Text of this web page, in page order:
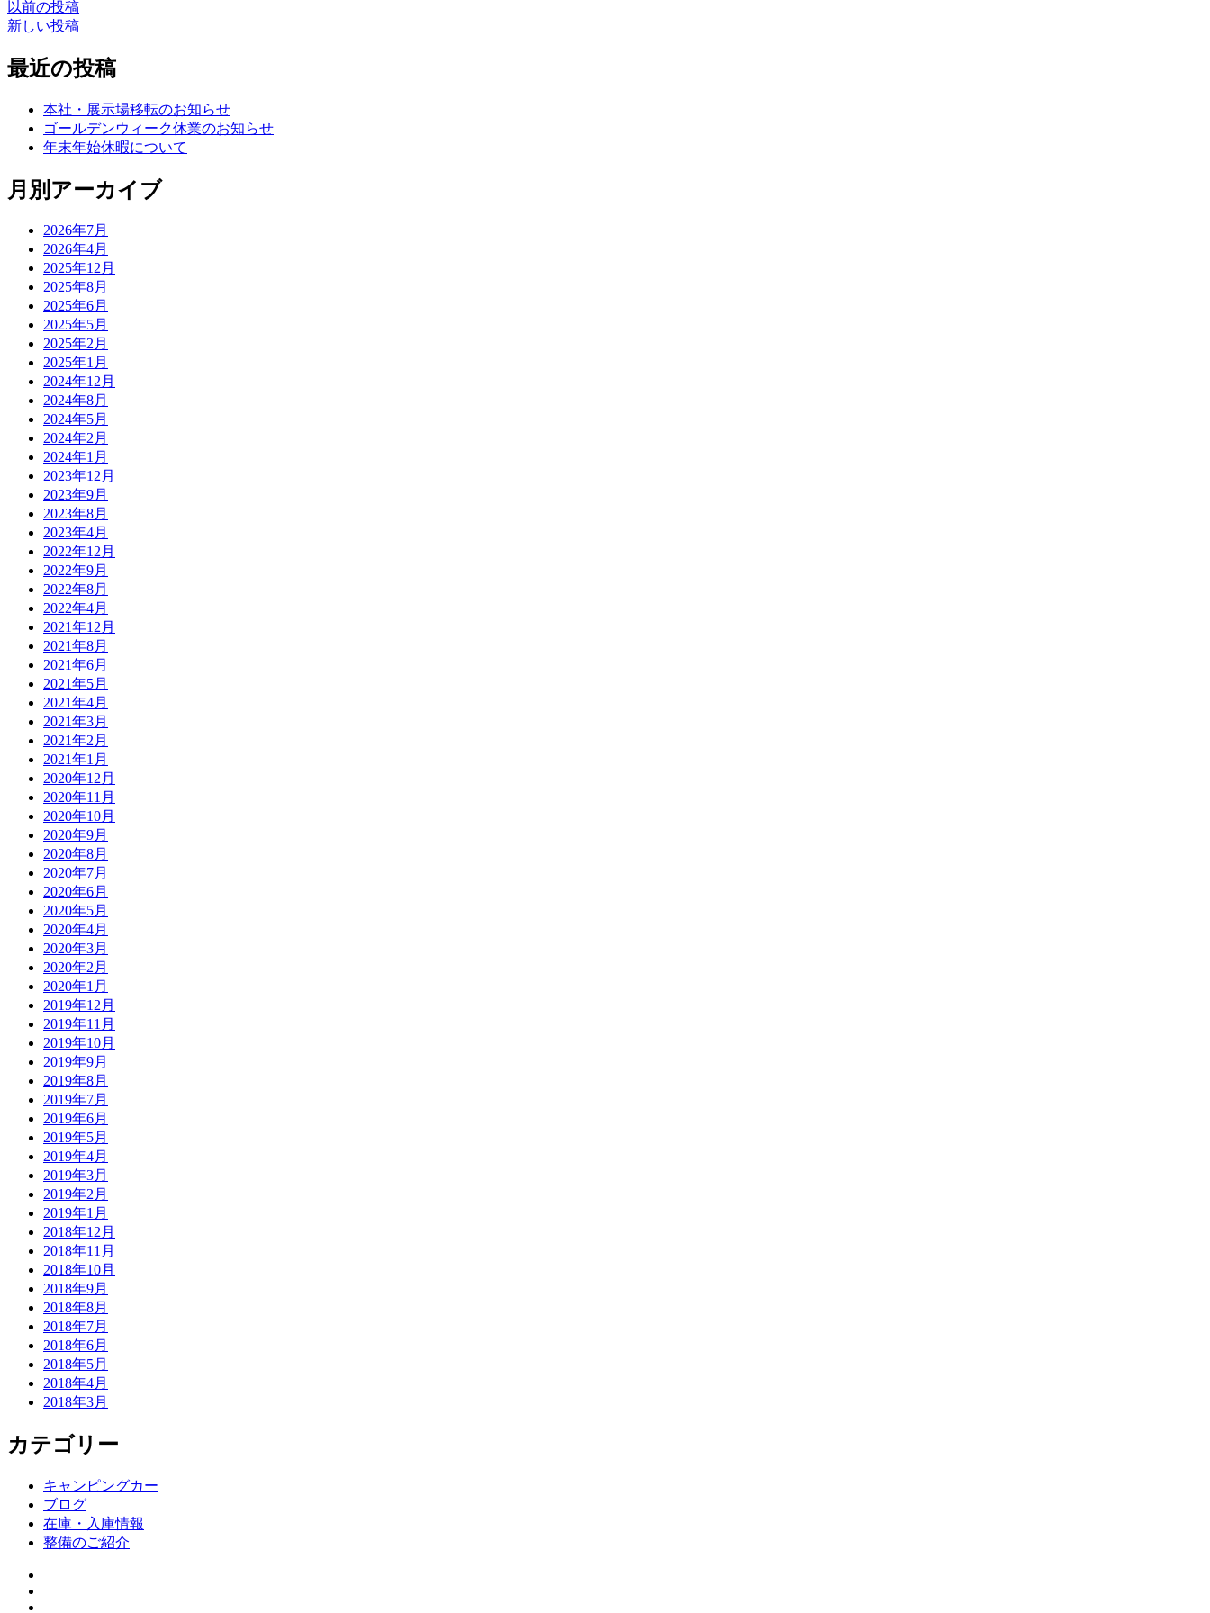
Posts
navigation
以前の投稿
新しい投稿
最近の投稿
本社・展示場移転のお知らせ
ゴールデンウィーク休業のお知らせ
年末年始休暇について
月別アーカイブ
2026年7月
2026年4月
2025年12月
2025年8月
2025年6月
2025年5月
2025年2月
2025年1月
2024年12月
2024年8月
2024年5月
2024年2月
2024年1月
2023年12月
2023年9月
2023年8月
2023年4月
2022年12月
2022年9月
2022年8月
2022年4月
2021年12月
2021年8月
2021年6月
2021年5月
2021年4月
2021年3月
2021年2月
2021年1月
2020年12月
2020年11月
2020年10月
2020年9月
2020年8月
2020年7月
2020年6月
2020年5月
2020年4月
2020年3月
2020年2月
2020年1月
2019年12月
2019年11月
2019年10月
2019年9月
2019年8月
2019年7月
2019年6月
2019年5月
2019年4月
2019年3月
2019年2月
2019年1月
2018年12月
2018年11月
2018年10月
2018年9月
2018年8月
2018年7月
2018年6月
2018年5月
2018年4月
2018年3月
カテゴリー
キャンピングカー
ブログ
在庫・入庫情報
整備のご紹介